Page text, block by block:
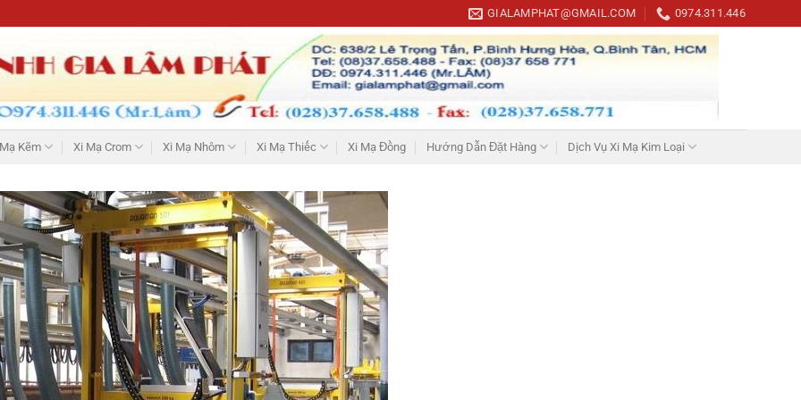
GIALAMPHAT@GMAIL.COM 0974.311.446
Kẽm Xi Mạ Crom Xi Mạ Nhôm Xi Mạ Thiếc Xi Mạ Đồng Hướng Dẫn Đặt Hàng Dịch Vụ Xi Mạ Kim Loại